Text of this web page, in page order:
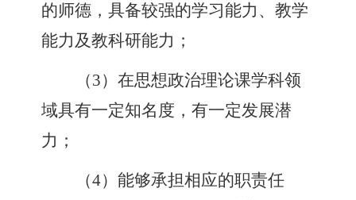
的师德，具备较强的学习能力、教学
能力及教科研能力 ；
（3） 在思想政治理论课学科领
域具有一定知名度，有一定发展潜
力 ；
（4） 能够承担相应的职责任